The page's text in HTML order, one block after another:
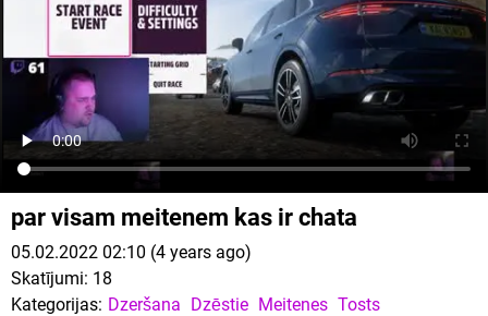
par visam meitenem kas ir chata
05.02.2022 02:10 (4 years ago)
Skatījumi: 18
Kategorijas: Dzeršana Dzēstie Meitenes Tosts